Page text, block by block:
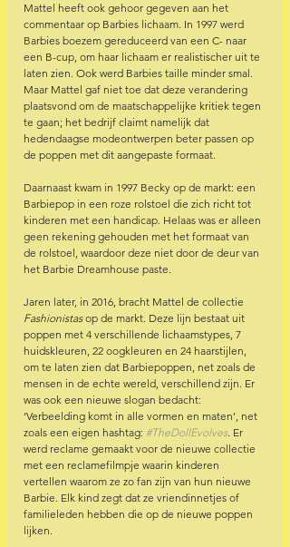
Mattel heeft ook gehoor gegeven aan het
commentaar op Barbies lichaam. In 1997 werd
Barbies boezem gereduceerd van een C- naar
een B-cup, om haar lichaam er realistischer uit te
laten zien. Ook werd Barbies taille minder smal.
Maar Mattel gaf niet toe dat deze verandering
plaatsvond om de maatschappelijke kritiek tegen
te gaan; het bedrijf claimt namelijk dat
hedendaagse modeontwerpen beter passen op
de poppen met dit aangepaste formaat.
Daarnaast kwam in 1997 Becky op de markt: een
Barbiepop in een roze rolstoel die zich richt tot
kinderen met een handicap. Helaas was er alleen
geen rekening gehouden met het formaat van
de rolstoel, waardoor deze niet door de deur van
het Barbie Dreamhouse paste.
Jaren later, in 2016, bracht Mattel de collectie
Fashionistas op de markt. Deze lijn bestaat uit
poppen met 4 verschillende lichaamstypes, 7
huidskleuren, 22 oogkleuren en 24 haarstijlen,
om te laten zien dat Barbiepoppen, net zoals de
mensen in de echte wereld, verschillend zijn. Er
was ook een nieuwe slogan bedacht:
‘Verbeelding komt in alle vormen en maten’, net
zoals een eigen hashtag: #TheDollEvolves. Er
werd reclame gemaakt voor de nieuwe collectie
met een reclamefilmpje waarin kinderen
vertellen waarom ze zo fan zijn van hun nieuwe
Barbie. Elk kind zegt dat ze vriendinnetjes of
familieleden hebben die op de nieuwe poppen
lijken.